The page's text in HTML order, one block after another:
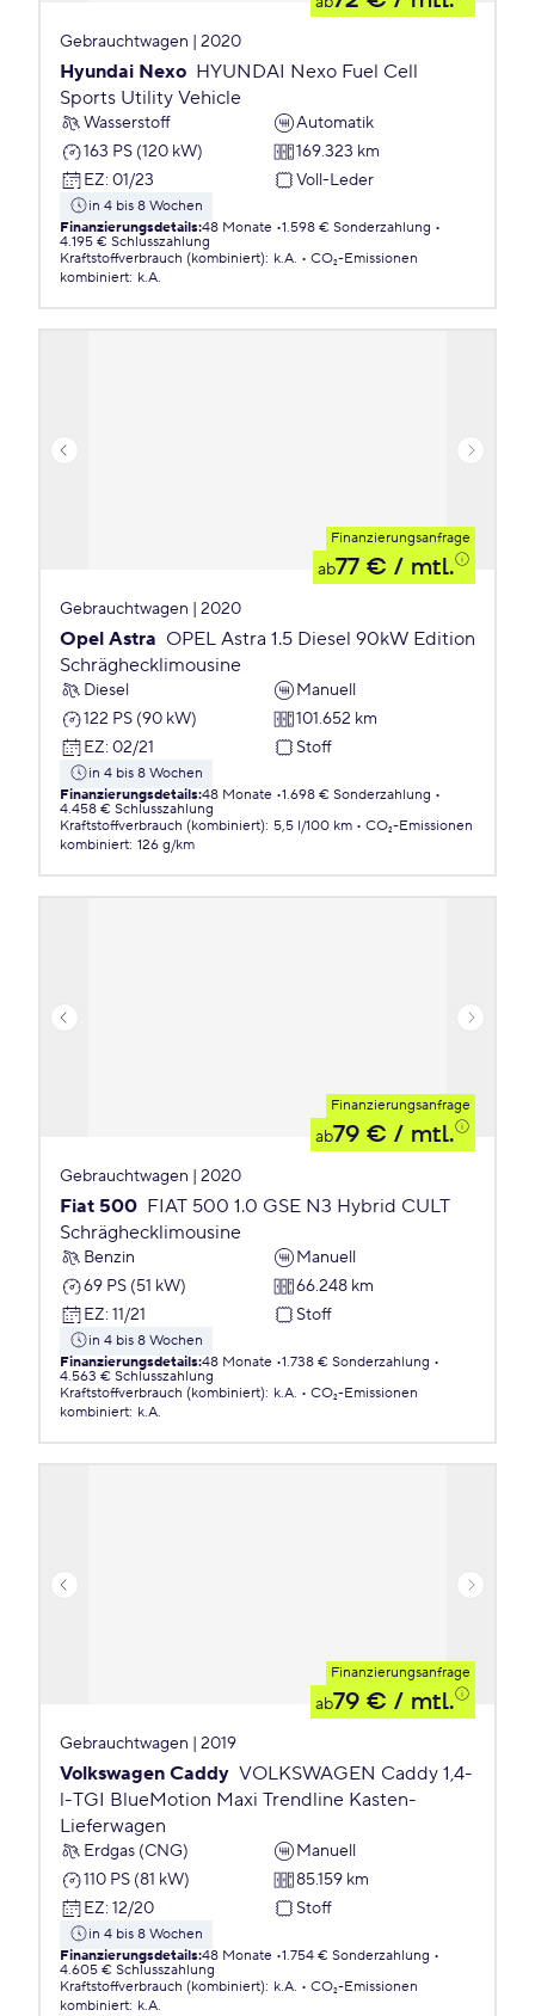
Gebrauchtwagen | 2020
Hyundai Nexo HYUNDAI Nexo Fuel Cell
Sports Utility Vehicle
Wasserstoff
Automatik
163 PS (120 kW)
169.323 km
EZ: 01/23 Voll-Leder
in 4 bis 8 Wochen
Finanzierungsdetails:48 Monate 1.598 € Sonderzahlung
4.195 € Schlusszahlung
Kraftstoffverbrauch (kombiniert): k.A.
CO₂-Emissionen
kombiniert: k.A.
Finanzierungsanfrage
ab77 € / mtl.
Gebrauchtwagen | 2020
Opel Astra OPEL Astra 1.5 Diesel 90kW Edition
Schräghecklimousine
Diesel
Manuell
122 PS (90 kW)
101.652 km
EZ: 02/21 Stoff
in 4 bis 8 Wochen
Finanzierungsdetails:48 Monate 1.698 € Sonderzahlung
4.458 € Schlusszahlung
Kraftstoffverbrauch (kombiniert): 5,5 l/100 km
CO₂-Emissionen
kombiniert: 126 g/km
Finanzierungsanfrage
ab79 € / mtl.
Gebrauchtwagen | 2020
Fiat 500 FIAT 500 1.0 GSE N3 Hybrid CULT
Schräghecklimousine
Benzin
Manuell
69 PS (51 kW)
66.248 km
EZ: 11/21 Stoff
in 4 bis 8 Wochen
Finanzierungsdetails:48 Monate 1.738 € Sonderzahlung
4.563 € Schlusszahlung
Kraftstoffverbrauch (kombiniert): k.A.
CO₂-Emissionen
kombiniert: k.A.
Finanzierungsanfrage
ab79 € / mtl.
Gebrauchtwagen | 2019
Volkswagen Caddy VOLKSWAGEN Caddy 1,4-
l-TGI BlueMotion Maxi Trendline Kasten-
Lieferwagen
Erdgas (CNG)
Manuell
110 PS (81 kW)
85.159 km
EZ: 12/20 Stoff
in 4 bis 8 Wochen
Finanzierungsdetails:48 Monate 1.754 € Sonderzahlung
4.605 € Schlusszahlung
Kraftstoffverbrauch (kombiniert): k.A.
CO₂-Emissionen
kombiniert: k.A.